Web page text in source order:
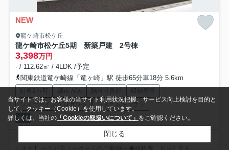
NEW
龍ケ崎市松ケ丘
龍ケ崎市松ケ丘5期 新築戸建 2号棟
3,398万円
- / 112.62㎡ / 4LDK /予定
関東鉄道竜ケ崎線「竜ヶ崎」駅 徒歩65分車18分 5.6km
駐車2台可 都市ガス 陽当り良好
収納豊富
ウォークインクロゼット
システムキッチン
新築
【弊社は安心安全なお取引をモットーに自由で楽しい不動産探しを実現
します】 ---リバティーホームのご案内--- ◆経験豊...
もっと見る
当サイトでは、お客様の当サイト利用状況把握、サービス向上検討を目的と
して、クッキー（Cookie）を使用しています。
詳しくは、当社の 「Cookieの取扱いについて」 をご確認ください。
閉じる